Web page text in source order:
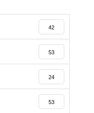
42
53
24
53